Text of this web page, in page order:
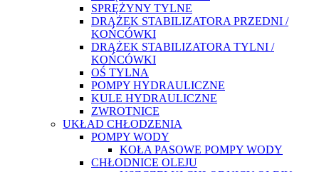
SPRĘŻYNY TYLNE
DRĄŻEK STABILIZATORA PRZEDNI /
KOŃCÓWKI
DRĄŻEK STABILIZATORA TYLNI /
KOŃCÓWKI
OŚ TYLNA
POMPY HYDRAULICZNE
KULE HYDRAULICZNE
ZWROTNICE
UKŁAD CHŁODZENIA
POMPY WODY
KOŁA PASOWE POMPY WODY
CHŁODNICE OLEJU